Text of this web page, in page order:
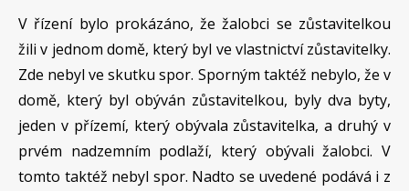
V řízení bylo prokázáno, že žalobci se zůstavitelkou
žili v jednom domě, který byl ve vlastnictví zůstavitelky.
Zde nebyl ve skutku spor. Sporným taktéž nebylo, že v
domě, který byl obýván zůstavitelkou, byly dva byty,
jeden v přízemí, který obývala zůstavitelka, a druhý v
prvém nadzemním podlaží, který obývali žalobci. V
tomto taktéž nebyl spor. Nadto se uvedené podává i z